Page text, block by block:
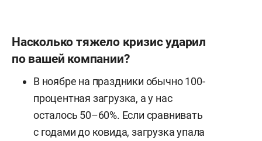
Насколько тяжело кризис ударил
по вашей компании?
В ноябре на праздники обычно 100-
процентная загрузка, а у нас
осталось 50–60%. Если сравнивать
с годами до ковида, загрузка упала